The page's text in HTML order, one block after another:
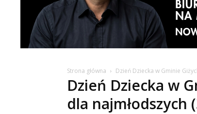
Strona główna Dzień Dziecka w Gminie
Dzień Dziecka w
dla najmłodszych